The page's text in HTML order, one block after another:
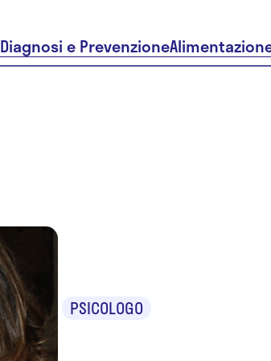
Diagnosi e Prevenzione
PSICOLOGO